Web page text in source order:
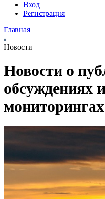
Вход
Регистрация
Главная
Новости
Новости о
обсуждениях
мониторингах